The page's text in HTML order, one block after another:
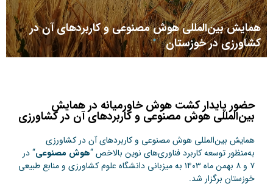
همایش بین‌المللی هوش مصنوعی و کاربردهای آن در
کشاورزی در خوزستان
حضور پایدار کشت هوش خاورمیانه در همایش
بین‌المللی هوش مصنوعی و کاربردهای آن در کشاورزی
همایش بین‌المللی هوش مصنوعی و کاربردهای آن در کشاورزی
به‌منظور توسعه کاربرد فناوری‌های نوین بالاخص “هوش مصنوعی“در
۷ و ۸ بهمن ماه ۱۴۰۳ به میزبانی دانشگاه علوم کشاورزی و منابع طبیعی
خوزستان برگزار شد.